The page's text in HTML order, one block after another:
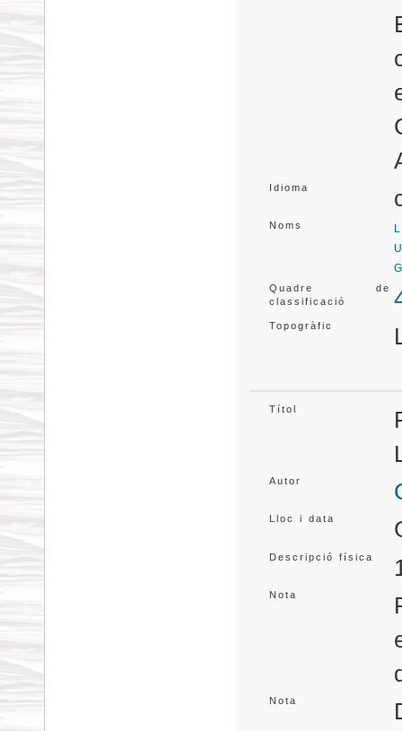
Idioma
Noms
Quadre de
classificació
Topogràfic
Títol
Autor
Lloc i data
Descripció física
Nota
Nota